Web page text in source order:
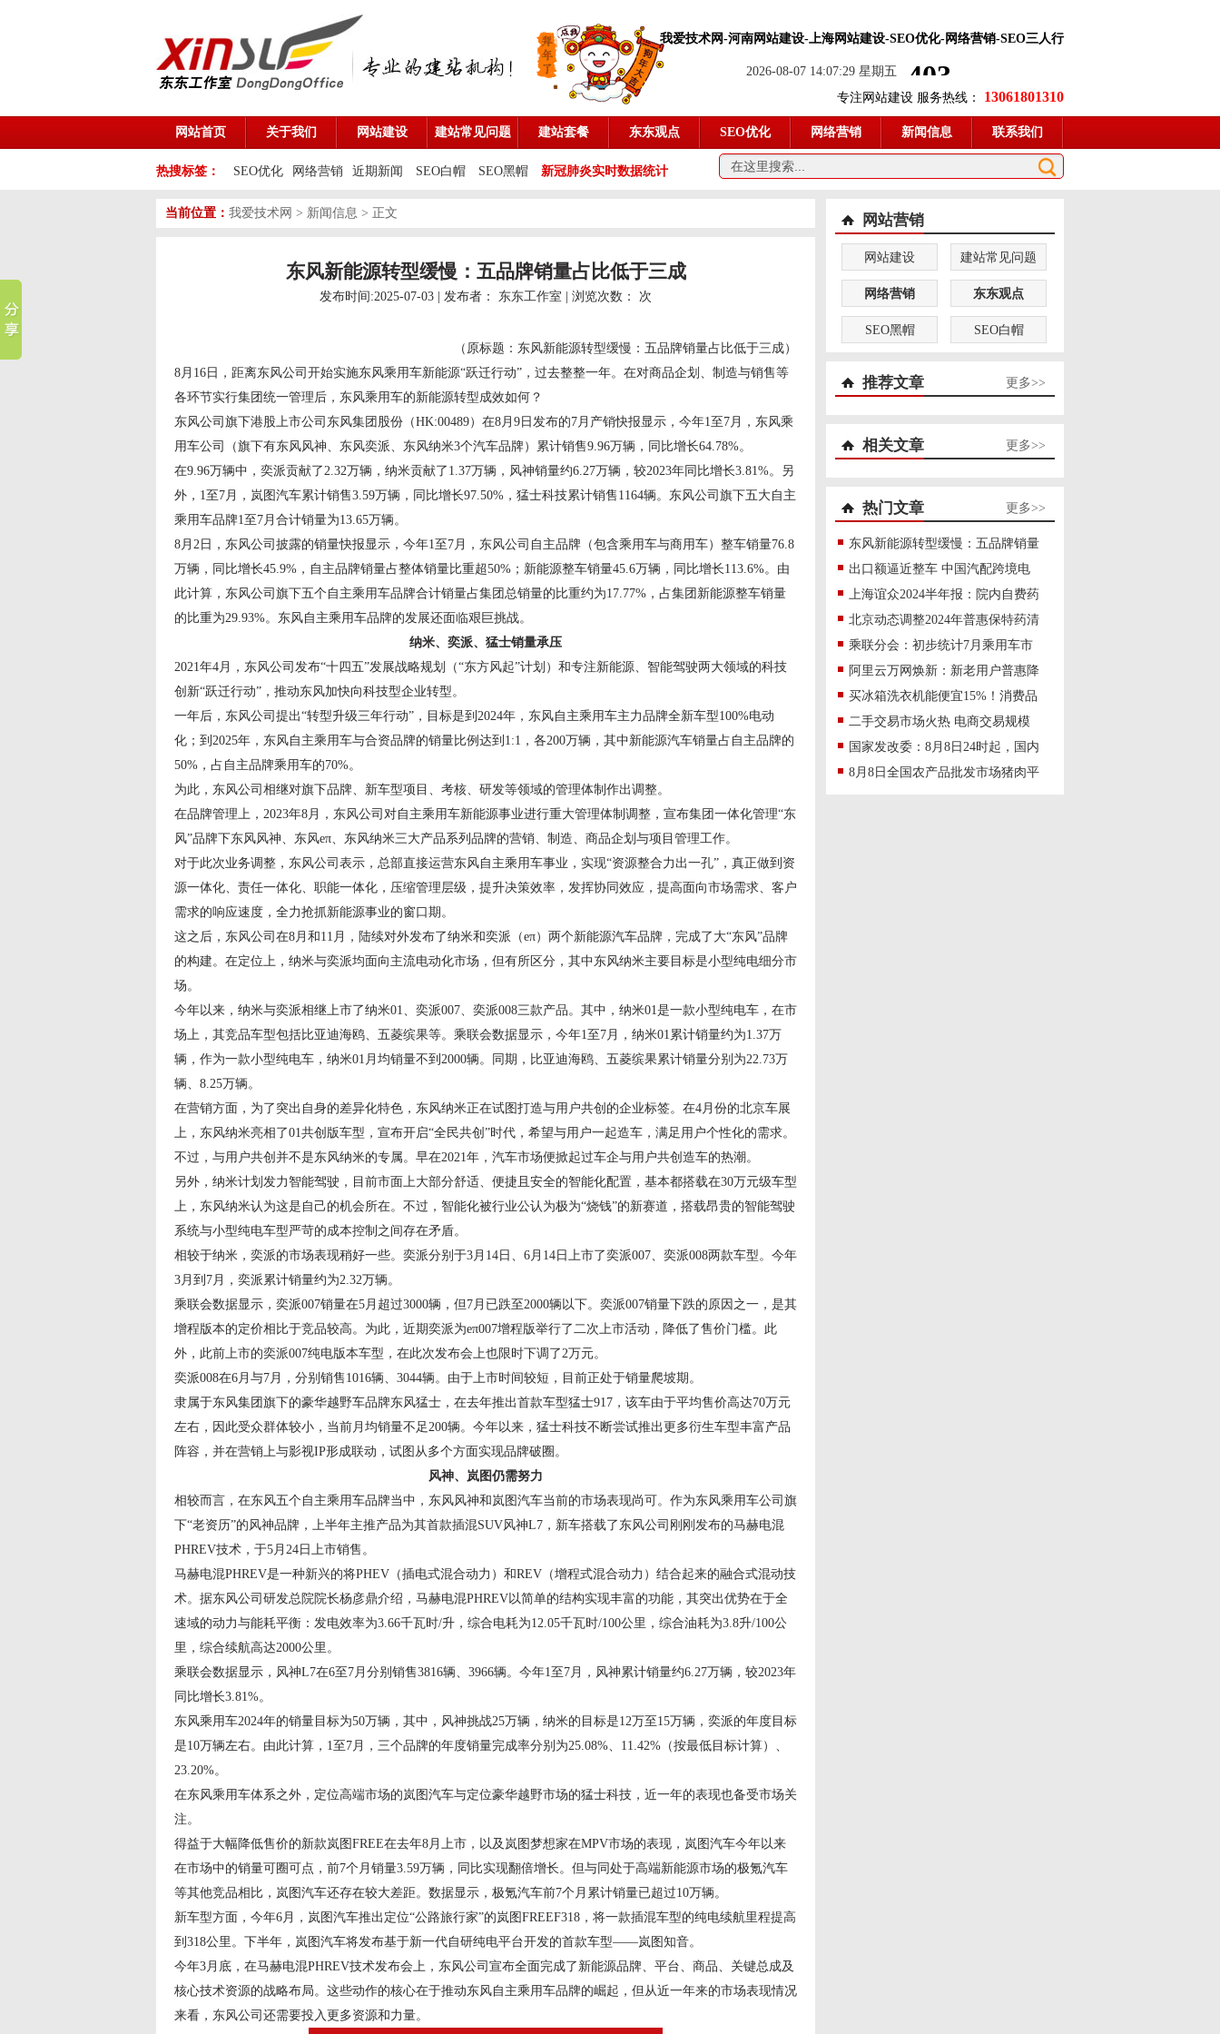
我爱技术网-河南网站建设-上海网站建设-SEO优化-网络营销-SEO三人行
2026-08-07 14:07:30 星期五
专注网站建设 服务热线： 13061801310
网站首页 关于我们 网站建设 建站常见问题 建站套餐 东东观点 SEO优化 网络营销 新闻信息 联系我们
热搜标签： SEO优化 网络营销 近期新闻 SEO白帽 SEO黑帽 新冠肺炎实时数据统计
当前位置： 我爱技术网 > 新闻信息 > 正文
东风新能源转型缓慢：五品牌销量占比低于三成
发布时间:2025-07-03 | 发布者： 东东工作室 | 浏览次数： 次
（原标题：东风新能源转型缓慢：五品牌销量占比低于三成）
8月16日，距离东风公司开始实施东风乘用车新能源“跃迁行动”，过去整整一年。在对商品企划、制造与销售等
各环节实行集团统一管理后，东风乘用车的新能源转型成效如何？
东风公司旗下港股上市公司东风集团股份（HK:00489）在8月9日发布的7月产销快报显示，今年1至7月，东风乘
用车公司（旗下有东风风神、东风奕派、东风纳米3个汽车品牌）累计销售9.96万辆，同比增长64.78%。
在9.96万辆中，奕派贡献了2.32万辆，纳米贡献了1.37万辆，风神销量约6.27万辆，较2023年同比增长3.81%。另
外，1至7月，岚图汽车累计销售3.59万辆，同比增长97.50%，猛士科技累计销售1164辆。东风公司旗下五大自主
乘用车品牌1至7月合计销量为13.65万辆。
8月2日，东风公司披露的销量快报显示，今年1至7月，东风公司自主品牌（包含乘用车与商用车）整车销量76.8
万辆，同比增长45.9%，自主品牌销量占整体销量比重超50%；新能源整车销量45.6万辆，同比增长113.6%。由
此计算，东风公司旗下五个自主乘用车品牌合计销量占集团总销量的比重约为17.77%，占集团新能源整车销量
的比重为29.93%。东风自主乘用车品牌的发展还面临艰巨挑战。
纳米、奕派、猛士销量承压
2021年4月，东风公司发布“十四五”发展战略规划（“东方风起”计划）和专注新能源、智能驾驶两大领域的科技
创新“跃迁行动”，推动东风加快向科技型企业转型。
一年后，东风公司提出“转型升级三年行动”，目标是到2024年，东风自主乘用车主力品牌全新车型100%电动
化；到2025年，东风自主乘用车与合资品牌的销量比例达到1:1，各200万辆，其中新能源汽车销量占自主品牌的
50%，占自主品牌乘用车的70%。
为此，东风公司相继对旗下品牌、新车型项目、考核、研发等领域的管理体制作出调整。
在品牌管理上，2023年8月，东风公司对自主乘用车新能源事业进行重大管理体制调整，宣布集团一体化管理“东
风”品牌下东风风神、东风eπ、东风纳米三大产品系列品牌的营销、制造、商品企划与项目管理工作。
对于此次业务调整，东风公司表示，总部直接运营东风自主乘用车事业，实现“资源整合力出一孔”，真正做到资
源一体化、责任一体化、职能一体化，压缩管理层级，提升决策效率，发挥协同效应，提高面向市场需求、客户
需求的响应速度，全力抢抓新能源事业的窗口期。
这之后，东风公司在8月和11月，陆续对外发布了纳米和奕派（eπ）两个新能源汽车品牌，完成了大“东风”品牌
的构建。在定位上，纳米与奕派均面向主流电动化市场，但有所区分，其中东风纳米主要目标是小型纯电细分市
场。
今年以来，纳米与奕派相继上市了纳米01、奕派007、奕派008三款产品。其中，纳米01是一款小型纯电车，在市
场上，其竞品车型包括比亚迪海鸥、五菱缤果等。乘联会数据显示，今年1至7月，纳米01累计销量约为1.37万
辆，作为一款小型纯电车，纳米01月均销量不到2000辆。同期，比亚迪海鸥、五菱缤果累计销量分别为22.73万
辆、8.25万辆。
在营销方面，为了突出自身的差异化特色，东风纳米正在试图打造与用户共创的企业标签。在4月份的北京车展
上，东风纳米亮相了01共创版车型，宣布开启“全民共创”时代，希望与用户一起造车，满足用户个性化的需求。
不过，与用户共创并不是东风纳米的专属。早在2021年，汽车市场便掀起过车企与用户共创造车的热潮。
另外，纳米计划发力智能驾驶，目前市面上大部分舒适、便捷且安全的智能化配置，基本都搭载在30万元级车型
上，东风纳米认为这是自己的机会所在。不过，智能化被行业公认为极为“烧钱”的新赛道，搭载昂贵的智能驾驶
系统与小型纯电车型严苛的成本控制之间存在矛盾。
相较于纳米，奕派的市场表现稍好一些。奕派分别于3月14日、6月14日上市了奕派007、奕派008两款车型。今年
3月到7月，奕派累计销量约为2.32万辆。
乘联会数据显示，奕派007销量在5月超过3000辆，但7月已跌至2000辆以下。奕派007销量下跌的原因之一，是其
增程版本的定价相比于竞品较高。为此，近期奕派为eπ007增程版举行了二次上市活动，降低了售价门槛。此
外，此前上市的奕派007纯电版本车型，在此次发布会上也限时下调了2万元。
奕派008在6月与7月，分别销售1016辆、3044辆。由于上市时间较短，目前正处于销量爬坡期。
隶属于东风集团旗下的豪华越野车品牌东风猛士，在去年推出首款车型猛士917，该车由于平均售价高达70万元
左右，因此受众群体较小，当前月均销量不足200辆。今年以来，猛士科技不断尝试推出更多衍生车型丰富产品
阵容，并在营销上与影视IP形成联动，试图从多个方面实现品牌破圈。
风神、岚图仍需努力
相较而言，在东风五个自主乘用车品牌当中，东风风神和岚图汽车当前的市场表现尚可。作为东风乘用车公司旗
下“老资历”的风神品牌，上半年主推产品为其首款插混SUV风神L7，新车搭载了东风公司刚刚发布的马赫电混
PHREV技术，于5月24日上市销售。
马赫电混PHREV是一种新兴的将PHEV（插电式混合动力）和REV（增程式混合动力）结合起来的融合式混动技
术。据东风公司研发总院院长杨彦鼎介绍，马赫电混PHREV以简单的结构实现丰富的功能，其突出优势在于全
速域的动力与能耗平衡：发电效率为3.66千瓦时/升，综合电耗为12.05千瓦时/100公里，综合油耗为3.8升/100公
里，综合续航高达2000公里。
乘联会数据显示，风神L7在6至7月分别销售3816辆、3966辆。今年1至7月，风神累计销量约6.27万辆，较2023年
同比增长3.81%。
东风乘用车2024年的销量目标为50万辆，其中，风神挑战25万辆，纳米的目标是12万至15万辆，奕派的年度目标
是10万辆左右。由此计算，1至7月，三个品牌的年度销量完成率分别为25.08%、11.42%（按最低目标计算）、
23.20%。
在东风乘用车体系之外，定位高端市场的岚图汽车与定位豪华越野市场的猛士科技，近一年的表现也备受市场关
注。
得益于大幅降低售价的新款岚图FREE在去年8月上市，以及岚图梦想家在MPV市场的表现，岚图汽车今年以来
在市场中的销量可圈可点，前7个月销量3.59万辆，同比实现翻倍增长。但与同处于高端新能源市场的极氪汽车
等其他竞品相比，岚图汽车还存在较大差距。数据显示，极氪汽车前7个月累计销量已超过10万辆。
新车型方面，今年6月，岚图汽车推出定位“公路旅行家”的岚图FREEF318，将一款插混车型的纯电续航里程提高
到318公里。下半年，岚图汽车将发布基于新一代自研纯电平台开发的首款车型——岚图知音。
今年3月底，在马赫电混PHREV技术发布会上，东风公司宣布全面完成了新能源品牌、平台、商品、关键总成及
核心技术资源的战略布局。这些动作的核心在于推动东风自主乘用车品牌的崛起，但从近一年来的市场表现情况
来看，东风公司还需要投入更多资源和力量。
网站营销
网站建设 建站常见问题
网络营销 东东观点
SEO黑帽 SEO白帽
推荐文章 更多>>
相关文章 更多>>
热门文章 更多>>
东风新能源转型缓慢：五品牌销量
出口额逼近整车 中国汽配跨境电
上海谊众2024半年报：院内自费药
北京动态调整2024年普惠保特药清
乘联分会：初步统计7月乘用车市
阿里云万网焕新：新老用户普惠降
买冰箱洗衣机能便宜15%！消费品
二手交易市场火热 电商交易规模
国家发改委：8月8日24时起，国内
8月8日全国农产品批发市场猪肉平